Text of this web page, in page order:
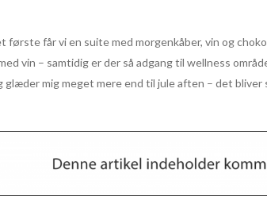
første får vi en suite med morgenkåber, vin og
vin – samtidig er der så adgang til wellness
mig meget mere end til jule aften – det bliver